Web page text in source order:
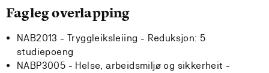
Fagleg overlapping
NAB2013 - Tryggleiksleiing - Reduksjon: 5
studiepoeng
NABP3005 - Helse, arbeidsmiljø og sikkerheit -